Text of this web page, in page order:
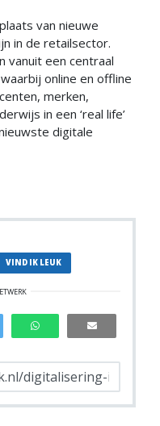
van nieuwe
in de retailsector.
vanuit een centraal
online en offline
merken,
in een ‘real life’
digitale
VIND IK LEUK